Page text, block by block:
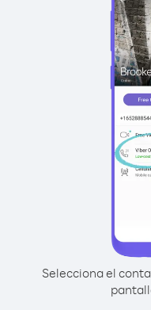
Selecciona el